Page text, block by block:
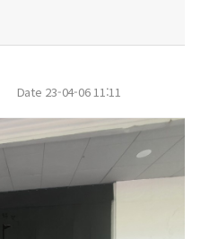
Date 23-04-06 11:11